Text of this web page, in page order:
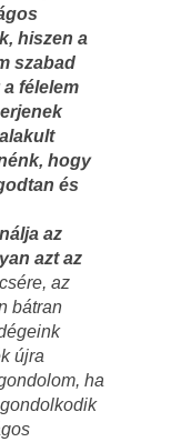
hiszen a
szabad
félelem
hogy
és
az
azt az
az
bátran
újra
ha